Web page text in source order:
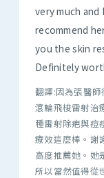
very much
recommend
you the skin
Definitely
翻譯:因為張醫
滾輪飛梭雷射治
種雷射除疤與痘
療效這麼棒。謝
高度推薦她。她
所以當然值得從